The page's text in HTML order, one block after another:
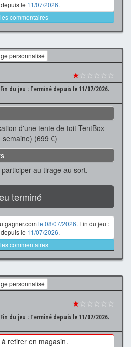
le 11/07/2026.
commentaires
personnalisé
★☆☆☆☆☆
Fin du jeu : Terminé depuis le 11/07/2026.
d'une tente de toit TentBox
(699 €)
au tirage au sort.
terminé
le 08/07/2026. Fin du jeu :
le 11/07/2026.
commentaires
personnalisé
★☆☆☆☆☆
Fin du jeu : Terminé depuis le 11/07/2026.
retirer en magasin.